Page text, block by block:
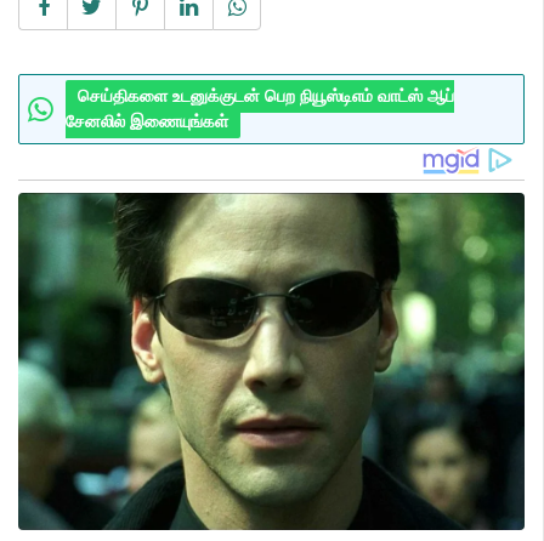
செய்திகளை உடனுக்குடன் பெற நியூஸ்டிஎம் வாட்ஸ் ஆப்
சேனலில் இணையுங்கள்